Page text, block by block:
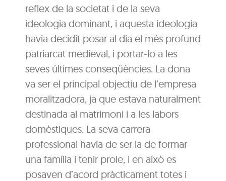
reflex de la societat i de la seva
ideologia dominant, i aquesta ideologia
havia decidit posar al dia el més profund
patriarcat medieval, i portar-lo a les
seves últimes conseqüències. La dona
va ser el principal objectiu de l’empresa
moralitzadora, ja que estava naturalment
destinada al matrimoni i a les labors
domèstiques. La seva carrera
professional havia de ser la de formar
una família i tenir prole, i en això es
posaven d’acord pràcticament totes i